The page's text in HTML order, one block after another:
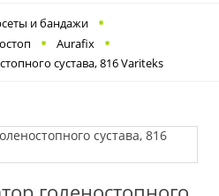
и бандажи
Aurafix
сустава, 816 Variteks